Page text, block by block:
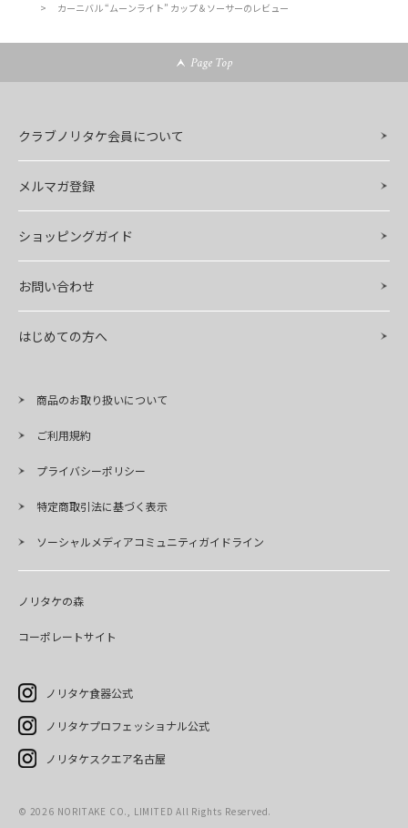
カーニバル “ムーンライト” カップ＆ソーサーのレビュー
Page Top
クラブノリタケ会員について
メルマガ登録
ショッピングガイド
お問い合わせ
はじめての方へ
商品のお取り扱いについて
ご利用規約
プライバシーポリシー
特定商取引法に基づく表示
ソーシャルメディアコミュニティガイドライン
ノリタケの森
コーポレートサイト
ノリタケ食器公式
ノリタケプロフェッショナル公式
ノリタケスクエア名古屋
© 2026 NORITAKE CO., LIMITED All Rights Reserved.